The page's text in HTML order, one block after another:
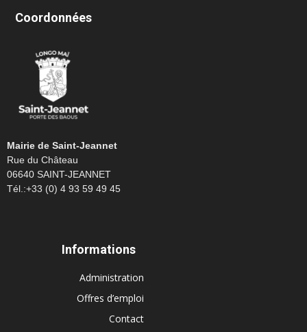
Coordonnées
Mairie de Saint-Jeannet
Rue du Château
06640 SAINT-JEANNET
Tél.:+33 (0) 4 93 59 49 45
Informations
Administration
Offres d’emploi
Contact